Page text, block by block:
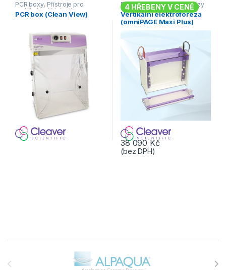
PCR boxy, Přístroje pro
molekulární biologii
PCR box (Clean View)
Elektroforézy,Elektroforézy
vertikální,Přístroje pro
molekulární biologii
Vertikální elektroforéza
(omniPAGE Maxi Plus)
4 HŘEBENY V CENĚ
38 090Kč
(bez DPH)
Brands Carousel